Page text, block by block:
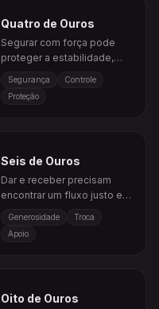
Quatro de Ouros
Segurar com força pode
proteger a estabilidade,
crescimento.
Segurança
Controle
Proteção
Seis de Ouros
Dar e receber precisam
encontrar um fluxo justo e
Generosidade
Troca
Apoio
Oito de Ouros